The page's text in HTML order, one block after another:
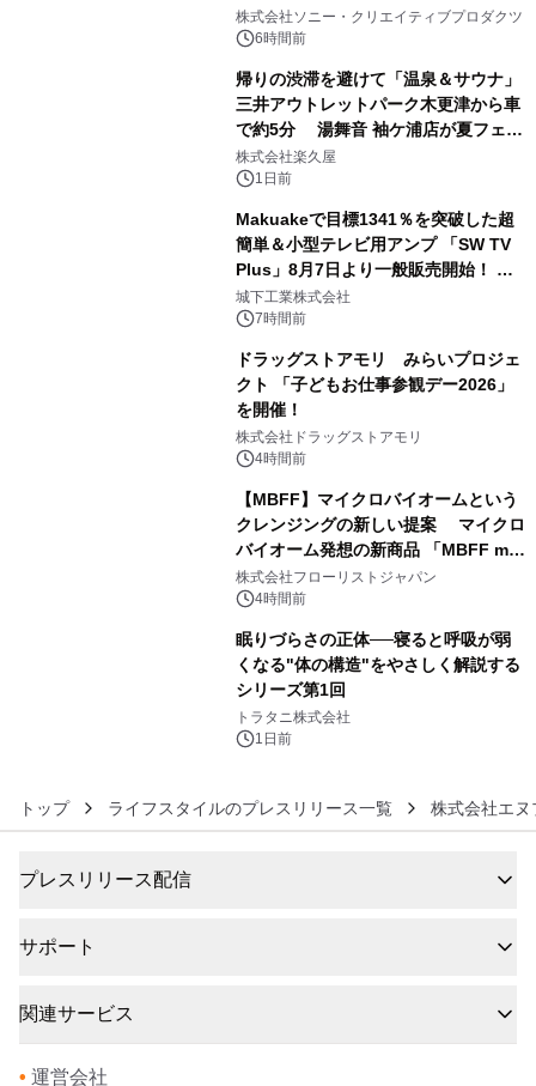
ラボレーション サウナイキタイコラ
ボグッズも発売決定！
株式会社ソニー・クリエイティブプロダクツ
6時間前
帰りの渋滞を避けて「温泉＆サウナ」
三井アウトレットパーク木更津から車
で約5分 湯舞音 袖ケ浦店が夏フェア
メニューを提供
株式会社楽久屋
1日前
Makuakeで目標1341％を突破した超
簡単＆小型テレビ用アンプ 「SW TV
Plus」8月7日より一般販売開始！ ケ
ーブル1本つなぐだけ、テレビの音が
ぐっと豊かに
城下工業株式会社
7時間前
ドラッグストアモリ みらいプロジェ
クト 「子どもお仕事参観デー2026」
を開催！
株式会社ドラッグストアモリ
4時間前
【MBFF】マイクロバイオームという
クレンジングの新しい提案 マイクロ
バイオーム発想の新商品 「MBFF mb
クレンジングPRO」を2026年8月6日
発売
株式会社フローリストジャパン
4時間前
眠りづらさの正体──寝ると呼吸が弱
くなる"体の構造"をやさしく解説する
シリーズ第1回
トラタニ株式会社
1日前
トップ ライフスタイルのプレスリリース一覧 株式会社エヌ
プレスリリース配信
サポート
関連サービス
• 運営会社